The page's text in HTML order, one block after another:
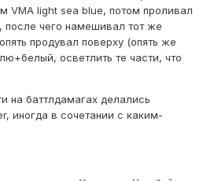
VMA light sea blue, потом проливал
чего намешивал тот же
продувал поверху (опять же
осветлить те части, что
на баттлдамагах делались
иногда в сочетании с каким-